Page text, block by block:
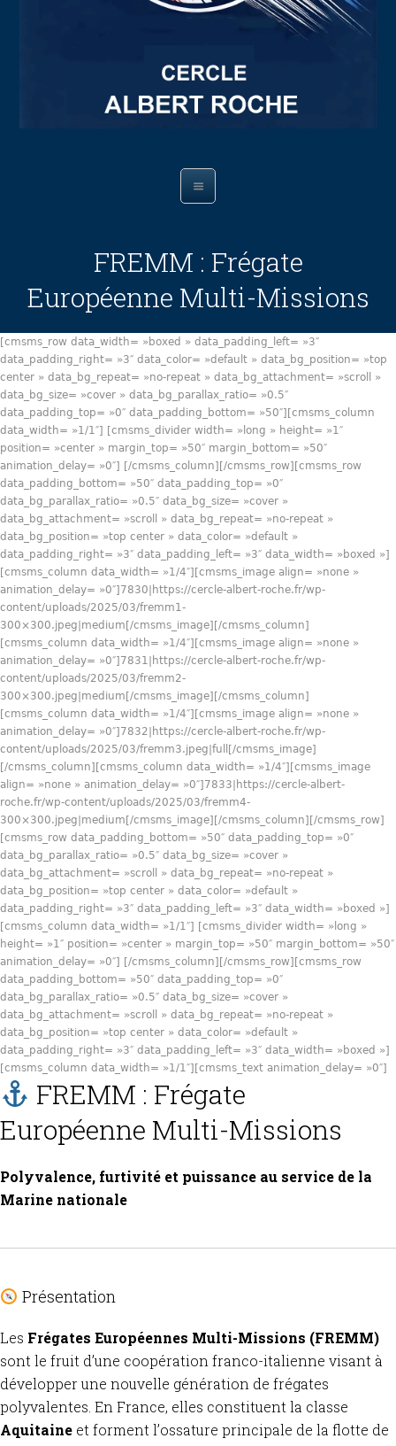
FREMM : Frégate
Européenne Multi-Missions
[cmsms_row data_width= »boxed » data_padding_left= »3″
data_padding_right= »3″ data_color= »default » data_bg_position= »top
center » data_bg_repeat= »no-repeat » data_bg_attachment= »scroll »
data_bg_size= »cover » data_bg_parallax_ratio= »0.5″
data_padding_top= »0″ data_padding_bottom= »50″][cmsms_column
data_width= »1/1″] [cmsms_divider width= »long » height= »1″
position= »center » margin_top= »50″ margin_bottom= »50″
animation_delay= »0″] [/cmsms_column][/cmsms_row][cmsms_row
data_padding_bottom= »50″ data_padding_top= »0″
data_bg_parallax_ratio= »0.5″ data_bg_size= »cover »
data_bg_attachment= »scroll » data_bg_repeat= »no-repeat »
data_bg_position= »top center » data_color= »default »
data_padding_right= »3″ data_padding_left= »3″ data_width= »boxed »]
[cmsms_column data_width= »1/4″][cmsms_image align= »none »
animation_delay= »0″]7830|https://cercle-albert-roche.fr/wp-
content/uploads/2025/03/fremm1-
300×300.jpeg|medium[/cmsms_image][/cmsms_column]
[cmsms_column data_width= »1/4″][cmsms_image align= »none »
animation_delay= »0″]7831|https://cercle-albert-roche.fr/wp-
content/uploads/2025/03/fremm2-
300×300.jpeg|medium[/cmsms_image][/cmsms_column]
[cmsms_column data_width= »1/4″][cmsms_image align= »none »
animation_delay= »0″]7832|https://cercle-albert-roche.fr/wp-
content/uploads/2025/03/fremm3.jpeg|full[/cmsms_image]
[/cmsms_column][cmsms_column data_width= »1/4″][cmsms_image
align= »none » animation_delay= »0″]7833|https://cercle-albert-
roche.fr/wp-content/uploads/2025/03/fremm4-
300×300.jpeg|medium[/cmsms_image][/cmsms_column][/cmsms_row]
[cmsms_row data_padding_bottom= »50″ data_padding_top= »0″
data_bg_parallax_ratio= »0.5″ data_bg_size= »cover »
data_bg_attachment= »scroll » data_bg_repeat= »no-repeat »
data_bg_position= »top center » data_color= »default »
data_padding_right= »3″ data_padding_left= »3″ data_width= »boxed »]
[cmsms_column data_width= »1/1″] [cmsms_divider width= »long »
height= »1″ position= »center » margin_top= »50″ margin_bottom= »50″
animation_delay= »0″] [/cmsms_column][/cmsms_row][cmsms_row
data_padding_bottom= »50″ data_padding_top= »0″
data_bg_parallax_ratio= »0.5″ data_bg_size= »cover »
data_bg_attachment= »scroll » data_bg_repeat= »no-repeat »
data_bg_position= »top center » data_color= »default »
data_padding_right= »3″ data_padding_left= »3″ data_width= »boxed »]
[cmsms_column data_width= »1/1″][cmsms_text animation_delay= »0″]
FREMM : Frégate
Européenne Multi-Missions
Polyvalence, furtivité et puissance au service de la
Marine nationale
Présentation
Les Frégates Européennes Multi-Missions (FREMM)
sont le fruit d’une coopération franco-italienne visant à
développer une nouvelle génération de frégates
polyvalentes. En France, elles constituent la classe
Aquitaine et forment l’ossature principale de la flotte de